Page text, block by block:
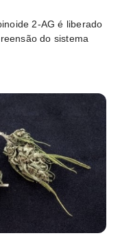
2-AG é liberado
do sistema